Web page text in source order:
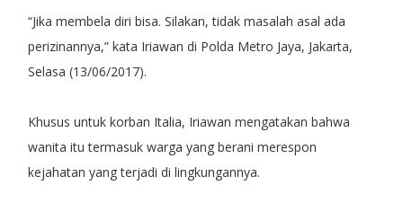
“Jika membela diri bisa. Silakan, tidak masalah asal ada
perizinannya,” kata Iriawan di Polda Metro Jaya, Jakarta,
Selasa (13/06/2017).
Khusus untuk korban Italia, Iriawan mengatakan bahwa
wanita itu termasuk warga yang berani merespon
kejahatan yang terjadi di lingkungannya.